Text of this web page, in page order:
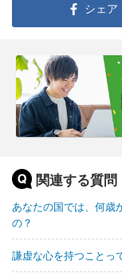
シェア
関連する質問
あなたの国では、何歳
の？
謙虚な心を持つことっ